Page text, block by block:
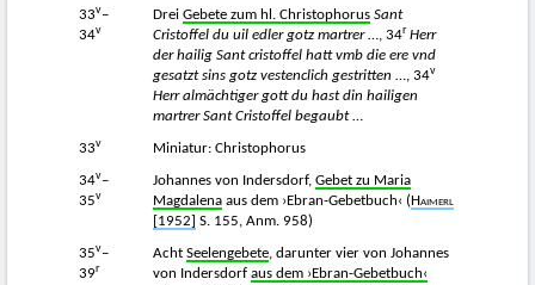
33v–
34v
Drei Gebete zum hl. Christophorus Sant
Cristoffel du uil edler gotz martrer…, 34r Herr
der hailig Sant cristoffel hatt vmb die ere vnd
gesatzt sins gotz vestenclich gestritten …, 34v
Herr almächtiger gott du hast din hailigen
martrer Sant Cristoffel begaubt…
33v Miniatur: Christophorus
34v–
35v
Johannes von Indersdorf, Gebet zu Maria
Magdalena aus dem ›Ebran-Gebetbuch‹ ( Haimerl
[1952]
S. 155, Anm. 958)
35v–
39r
Acht Seelengebete, darunter vier von Johannes
von Indersdorf aus dem ›Ebran-Gebetbuch‹